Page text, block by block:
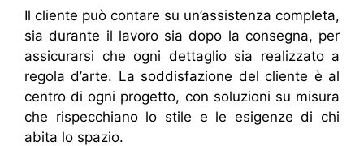
Il cliente può contare su un’assistenza completa,
sia durante il lavoro sia dopo la consegna, per
assicurarsi che ogni dettaglio sia realizzato a
regola d’arte. La soddisfazione del cliente è al
centro di ogni progetto, con soluzioni su misura
che rispecchiano lo stile e le esigenze di chi
abita lo spazio.